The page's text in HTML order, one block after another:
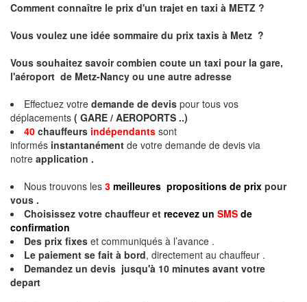
Comment connaître le prix d'un trajet en taxi à METZ ?
Vous voulez une idée sommaire du prix taxis à Metz ?
Vous souhaitez savoir combien coute un taxi pour la gare,
l'aéroport de Metz-Nancy ou une autre adresse
Effectuez votre demande de devis pour tous vos
déplacements ( GARE / AEROPORTS ..)
40 chauffeurs indépendants sont
informés instantanément de votre demande de devis via
notre application .
Nous trouvons les 3 meilleures propositions de prix pour
vous .
Choisissez votre chauffeur et recevez un SMS de
confirmation
Des prix fixes et communiqués à l’avance .
Le paiement se fait à bord, directement au chauffeur .
Demandez un devis jusqu'à 10 minutes avant votre
depart